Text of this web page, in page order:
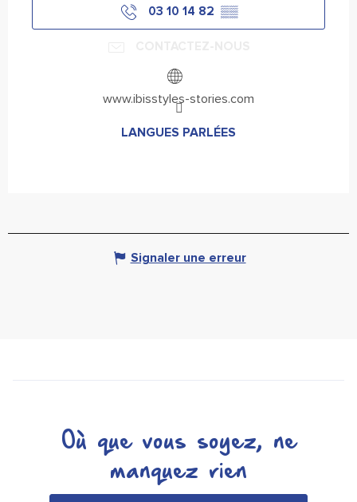
03 10 14 82 ▒▒
www.ibisstyles-stories.com
LANGUES PARLÉESLANGUES PARLÉES
Signaler une erreur
Où que vous soyez, ne
manquez rien